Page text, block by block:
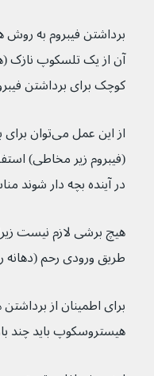
برداشتن فیبروم به
آن از یک تلسکوپ نازک
کوچک برای برداشتن فیبروم‌ها استفاده
از این عمل
در آینده بچه دار
هیچ برشی لازم نیست
طریق ورودی رحم (دهانه
برای اطمینان از
هیستروسکوپ باید چند